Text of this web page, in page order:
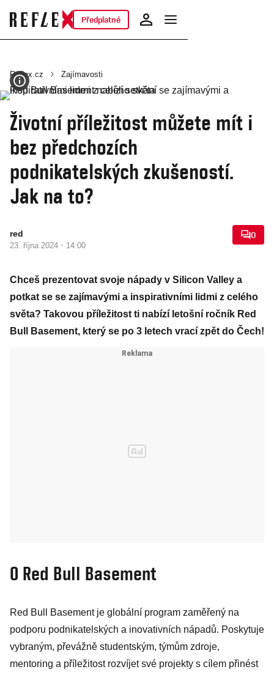
Předplatné
Reflex.cz Zajímavosti
Životní příležitost můžete mít i
bez předchozích
podnikatelských zkušeností.
Jak na to?
red
23. října 2024 · 14:00
0
Chceš prezentovat svoje nápady v Silicon Valley a
potkat se se zajímavými a inspirativními lidmi z celého
světa? Takovou příležitost ti nabízí letošní ročník Red
Bull Basement, který se po 3 letech vrací zpět do Čech!
O Red Bull Basement
Red Bull Basement je globální program zaměřený na
podporu podnikatelských a inovativních nápadů. Poskytuje
vybraným, převážně studentským, týmům zdroje,
mentoring a příležitost rozvíjet své projekty s cílem přinést